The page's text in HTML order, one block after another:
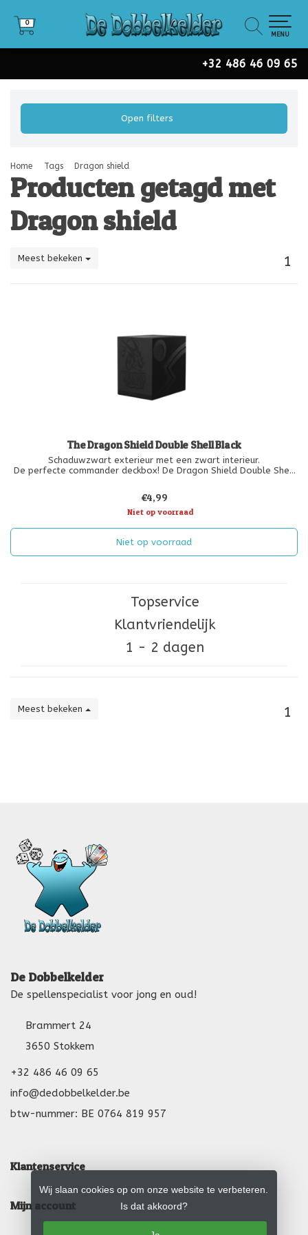
+32 486 46 09 65
0
0
MENU
Open filters
Home Tags Dragon shield
Producten getagd met
Dragon shield
Meest bekeken 1
The Dragon Shield Double Shell Black
Schaduwzwart exterieur met een zwart interieur.
De perfecte commander deckbox! De Dragon Shield Double Shell
worden ingesteld
€4,99
Niet op voorraad
Niet op voorraad
Topservice
Klantvriendelijk
1 - 2 dagen
Meest bekeken 1
De Dobbelkelder
De spellenspecialist voor jong en oud!
Brammert 24
3650 Stokkem
+32 486 46 09 65
info@dedobbelkelder.be
btw-nummer: BE 0764 819 957
Klantenservice
Mijn account
Wij slaan cookies op om onze website te verbeteren.
Is dat akkoord?